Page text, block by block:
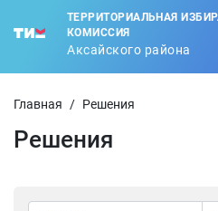
ТЕРРИТОРИАЛЬНАЯ
КОМИССИЯ
Аксайского района
Главная / Решения
Решения